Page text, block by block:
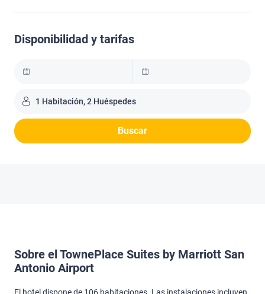
Disponibilidad y tarifas
1 Habitación, 2 Huéspedes
Buscar
Sobre el TownePlace Suites by Marriott San
Antonio Airport